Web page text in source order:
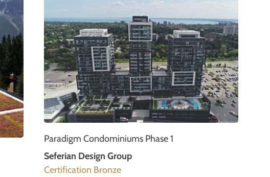
Paradigm Condominiums Phase 1
Seferian Design Group
Certification Bronze